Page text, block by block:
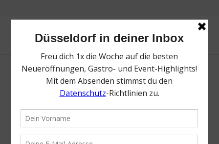
242-1030×543
29. August 2022 /